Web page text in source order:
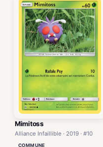
Mimitoss
Alliance Infaillible · 2019 · #10
COMMUNE